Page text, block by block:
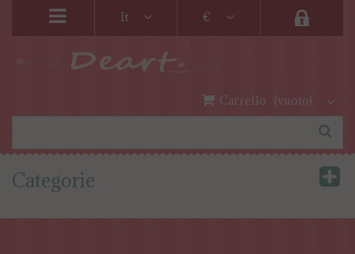
It €
Carrello (vuoto)
Categorie